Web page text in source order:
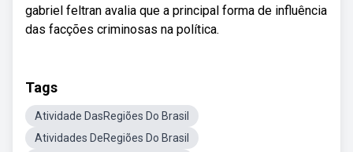
gabriel feltran avalia que a principal forma de influência
das facções criminosas na política.
Tags
Atividade DasRegiões Do Brasil
Atividades DeRegiões Do Brasil